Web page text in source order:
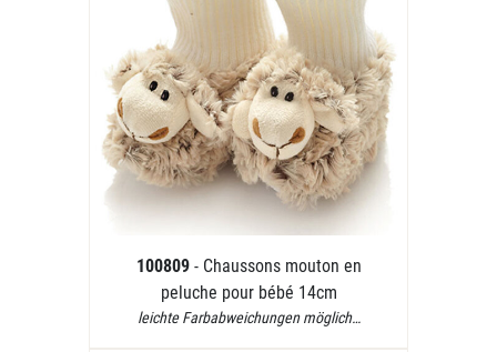
100809 - Chaussons mouton en
peluche pour bébé 14cm
leichte Farbabweichungen möglich…